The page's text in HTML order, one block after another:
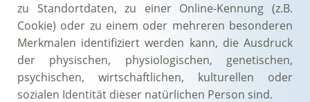
zu Standortdaten, zu einer Online-Kennung (z.B.
Cookie) oder zu einem oder mehreren besonderen
Merkmalen identifiziert werden kann, die Ausdruck
der physischen, physiologischen, genetischen,
psychischen, wirtschaftlichen, kulturellen oder
sozialen Identität dieser natürlichen Person sind.